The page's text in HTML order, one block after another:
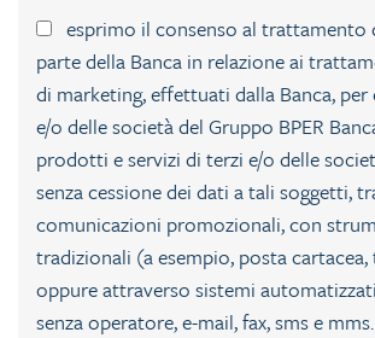
esprimo il consenso al trattamento
parte della Banca in relazione ai
di marketing, effettuati dalla Banca,
e/o delle società del Gruppo BPER
prodotti e servizi di terzi e/o delle
senza cessione dei dati a tali soggetti,
comunicazioni promozionali, con
tradizionali (a esempio, posta
oppure attraverso sistemi
senza operatore, e-mail, fax, sms e mms.